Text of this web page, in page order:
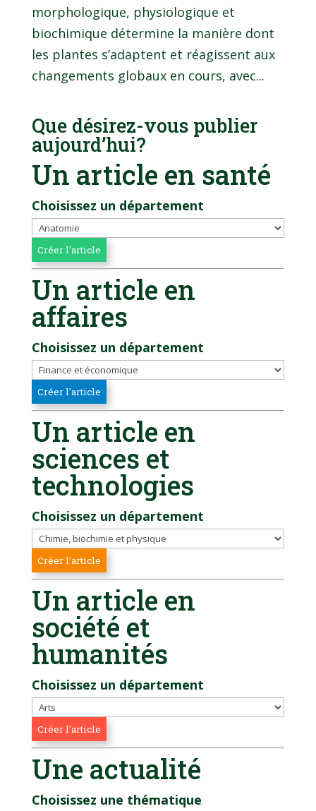
morphologique, physiologique et
biochimique détermine la manière dont
les plantes s’adaptent et réagissent aux
changements globaux en cours, avec...
Que désirez-vous publier
aujourd’hui?
Un article en santé
Choisissez un département
Un article en
affaires
Choisissez un département
Un article en
sciences et
technologies
Choisissez un département
Un article en
société et
humanités
Choisissez un département
Une actualité
Choisissez une thématique